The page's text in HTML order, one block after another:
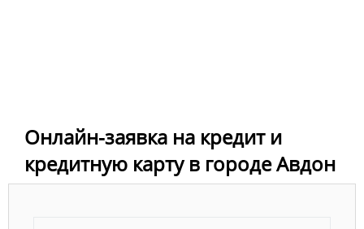
Онлайн-заявка на кредит и
кредитную карту в городе Авдон